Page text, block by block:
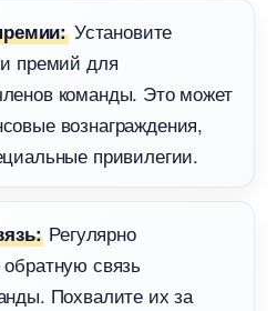
Установите
премий для
команды. Это может
вознаграждения,
привилегии.
Регулярно
связь
Похвалите их за